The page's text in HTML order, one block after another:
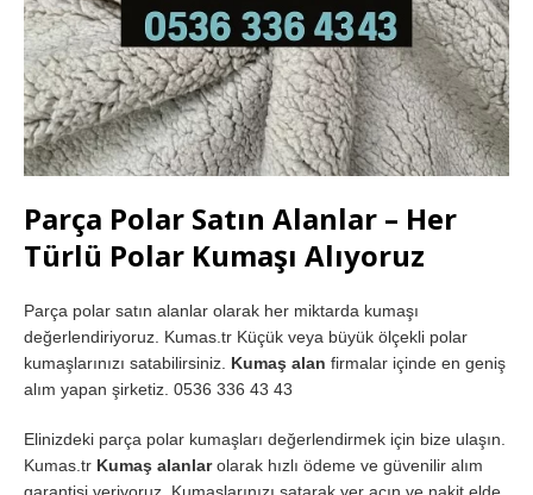
Parça Polar Satın Alanlar – Her
Türlü Polar Kumaşı Alıyoruz
Parça polar satın alanlar olarak her miktarda kumaşı
değerlendiriyoruz. Kumas.tr Küçük veya büyük ölçekli polar
kumaşlarınızı satabilirsiniz. Kumaş alan firmalar içinde en geniş
alım yapan şirketiz. 0536 336 43 43
Elinizdeki parça polar kumaşları değerlendirmek için bize ulaşın.
Kumas.tr Kumaş alanlarolarak hızlı ödeme ve güvenilir alım